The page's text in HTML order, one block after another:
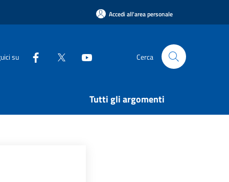
Accedi all'area personale
su Cerca
Tutti gli argomenti